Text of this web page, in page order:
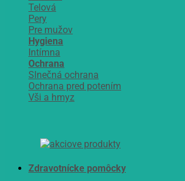
Telová
Pery
Pre mužov
Hygiena
Intímna
Ochrana
Slnečná ochrana
Ochrana pred potením
Vši a hmyz
Zdravotnícke pomôcky